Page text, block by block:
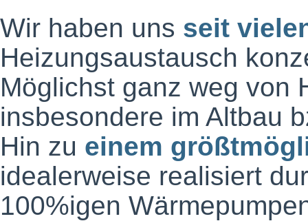
Wir haben uns seit
Heizungsaustausch
Möglichst ganz weg von
insbesondere im Altbau
Hin zu einem
idealerweise realisiert
100%igen